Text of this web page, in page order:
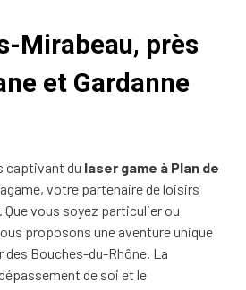
Mirabeau, près
et Gardanne
captivant du laser game à Plan de
votre partenaire de loisirs
Que vous soyez particulier ou
proposons une aventure unique
Bouches-du-Rhône. La
de soi et le